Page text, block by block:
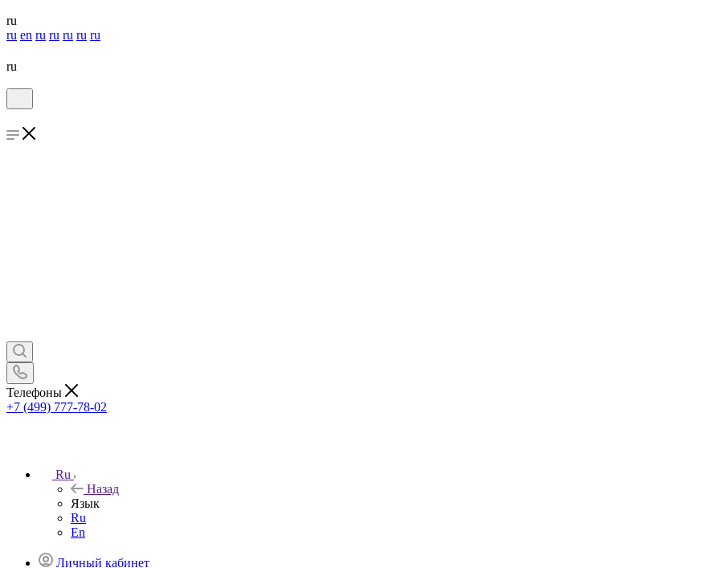
ru
ru en ru ru ru ru ru
ru
Телефоны
+7 (499) 777-78-02
Ru
Назад
Язык
Ru
En
Личный кабинет